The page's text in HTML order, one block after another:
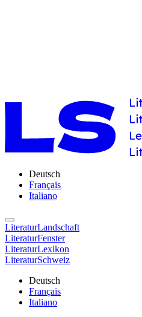
Deutsch
Français
Italiano
LiteraturLandschaft
LiteraturFenster
LiteraturLexikon
LiteraturSchweiz
Deutsch
Français
Italiano